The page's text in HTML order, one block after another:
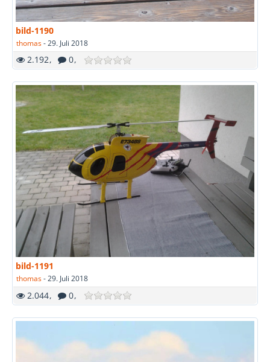
bild-1190
thomas-29. Juli 2018
2.192 0
bild-1191
thomas-29. Juli 2018
2.044 0